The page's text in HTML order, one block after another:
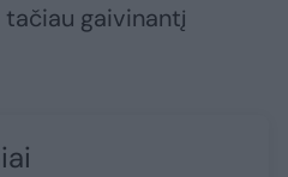
gaivinantį